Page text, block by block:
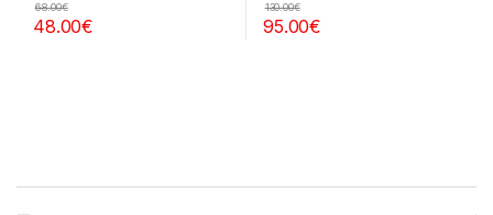
48.00€
68.00€
95.00€
130.00€